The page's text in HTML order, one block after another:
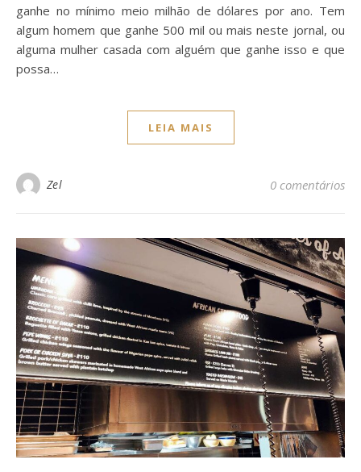
ganhe no mínimo meio milhão de dólares por ano. Tem
algum homem que ganhe 500 mil ou mais neste jornal, ou
alguma mulher casada com alguém que ganhe isso e que
possa…
LEIA MAIS
Zel 0 comentários